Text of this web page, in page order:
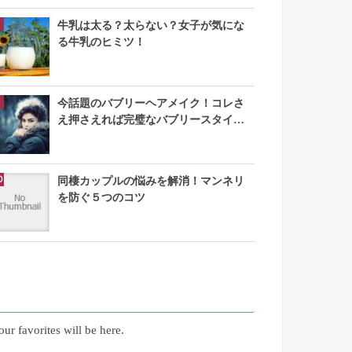
牛乳は太る？太らない？女子が気にな
る牛乳のヒミツ！
今話題のバブリーヘアメイク！コレさ
え押さえれば完璧なバブリースタイル
同棲カップルの悩みを解消！マンネリ
を防ぐ５つのコツ
favorites will be here.